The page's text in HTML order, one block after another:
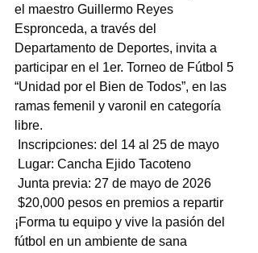
el maestro Guillermo Reyes
Espronceda, a través del
Departamento de Deportes, invita a
participar en el 1er. Torneo de Fútbol 5
“Unidad por el Bien de Todos”, en las
ramas femenil y varonil en categoría
libre.
Inscripciones: del 14 al 25 de mayo
Lugar: Cancha Ejido Tacoteno
Junta previa: 27 de mayo de 2026
$20,000 pesos en premios a repartir
¡Forma tu equipo y vive la pasión del
fútbol en un ambiente de sana